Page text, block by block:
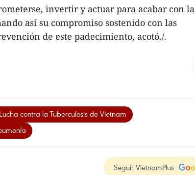
invertir y actuar para acabar con la
así su compromiso sostenido con las
de este padecimiento, acotó./.
contra la Tuberculosis de Vietnam
Seguir VietnamPlus